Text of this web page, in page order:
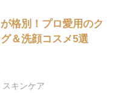
格別！プロ愛用のク
＆洗顔コスメ5選
スキンケア